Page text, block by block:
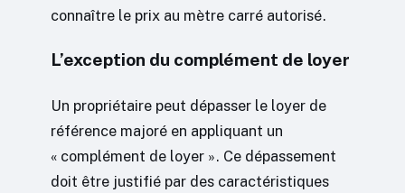
connaître le prix au mètre carré autorisé.
L’exception du complément de loyer
Un propriétaire peut dépasser le loyer de
référence majoré en appliquant un
« complément de loyer ». Ce dépassement
doit être justifié par des caractéristiques